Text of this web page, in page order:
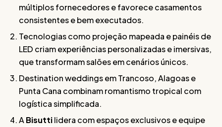
múltiplos fornecedores e favorece casamentos
consistentes e bem executados.
Tecnologias como projeção mapeada e painéis de
LED criam experiências personalizadas e imersivas,
que transformam salões em cenários únicos.
Destination weddings em Trancoso, Alagoas e
Punta Cana combinam romantismo tropical com
logística simplificada.
A Bisuttilidera com espaços exclusivos e equipe